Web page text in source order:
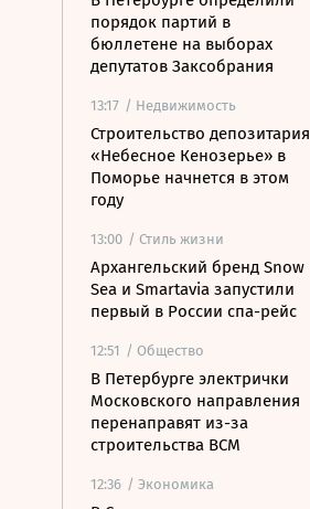
порядок партий в
бюллетене на выборах
депутатов Заксобрания
13:17 / Недвижимость
Строительство депозитария
«Небесное Кенозерье» в
Поморье начнется в этом
году
13:00 / Стиль жизни
Архангельский бренд Snow
Sea и Smartavia запустили
первый в России спа-рейс
12:51 / Общество
В Петербурге электрички
Московского направления
перенаправят из-за
строительства ВСМ
12:36 / Экономика